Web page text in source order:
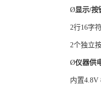
Ø显示/按
2行16字
2个独立
Ø仪器供
内置4.8V